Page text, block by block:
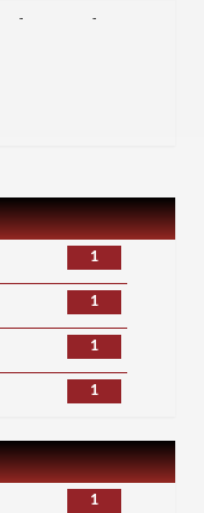
- -
1
1
1
1
1